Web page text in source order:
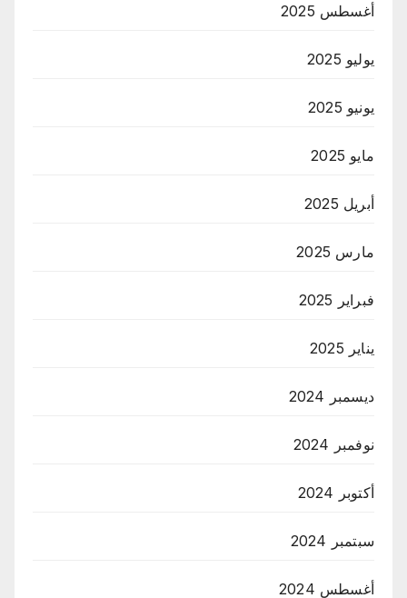
أغسطس 2025
يوليو 2025
يونيو 2025
مايو 2025
أبريل 2025
مارس 2025
فبراير 2025
يناير 2025
ديسمبر 2024
نوفمبر 2024
أكتوبر 2024
سبتمبر 2024
أغسطس 2024